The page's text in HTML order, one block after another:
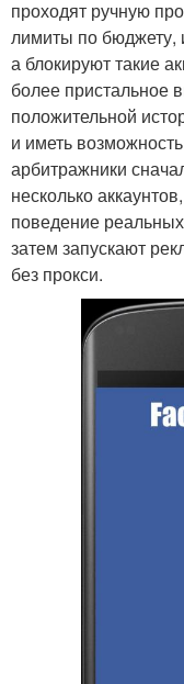
проходят ручную
лимиты по бюджету,
а блокируют такие
более пристальное
положительной
и иметь
арбитражники
несколько
поведение
затем запускают
без прокси.